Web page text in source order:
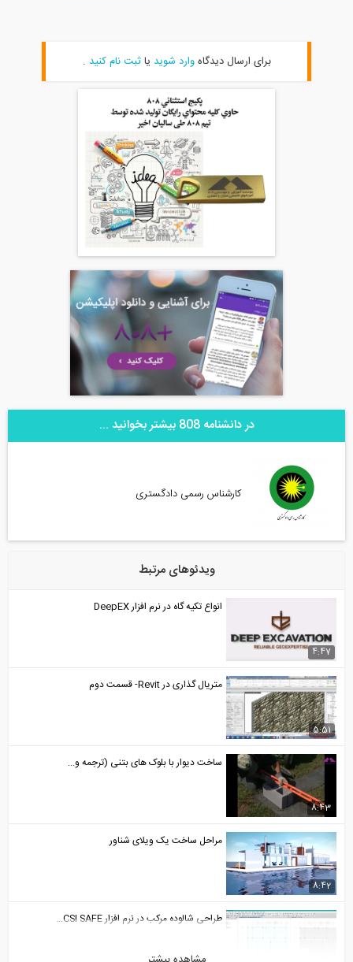
برای ارسال دیدگاهوارد شویدیا ثبت نام کنید.
در دانشنامه 808 بیشتر بخوانید ...
کارشناس رسمی دادگستری
ویدئوهای مرتبط
انواع تکیه گاه در نرم افزار DeepEX
متریال گذاری در Revit- قسمت دوم
ساخت دیوار با بلوک های بتنی (ترجمه و...
مراحل ساخت یک ویلای شناور
طراحی شالوده مرکب در نرم افزار CSI SAFE...